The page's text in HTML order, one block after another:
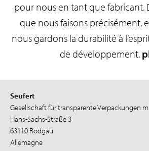
pour nous en tant que fabricant.
que nous faisons précisément,
nous gardons la durabilité à
de développement.
Seufert
Gesellschaft für transparente Verpackungen
Hans-Sachs-Straße 3
63110 Rodgau
Allemagne